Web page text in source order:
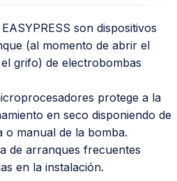
son dispositivos
(al momento de abrir el
grifo) de electrobombas
protege a la
en seco disponiendo de
o manual de la bomba.
de arranques frecuentes
en la instalación.